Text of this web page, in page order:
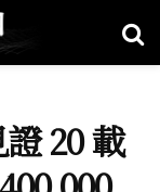
20 載